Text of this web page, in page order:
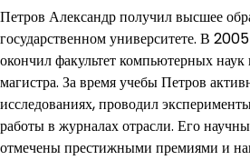
Петров Александр получил высшее
государственном университете. В
окончил факультет компьютерных
магистра. За время учебы Петров
исследованиях, проводил
работы в журналах отрасли. Его
отмечены престижными премиями и